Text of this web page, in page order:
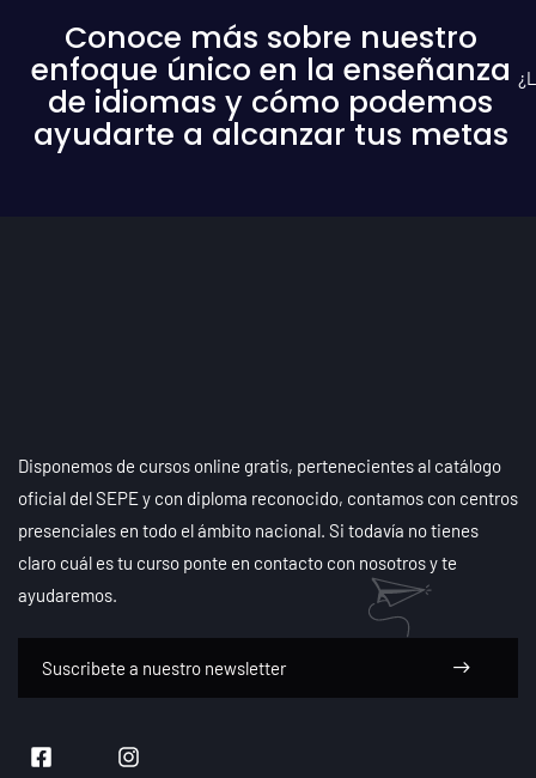
Conoce más sobre nuestro
enfoque único en la enseñanza
de idiomas y cómo podemos
ayudarte a alcanzar tus metas
Disponemos de cursos online gratis, pertenecientes al catálogo
oficial del SEPE y con diploma reconocido, contamos con centros
presenciales en todo el ámbito nacional. Si todavía no tienes
claro cuál es tu curso ponte en contacto con nosotros y te
ayudaremos.